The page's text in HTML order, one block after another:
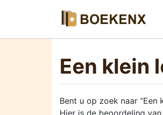
Een klein
Bent u op zoek naar “Een
Hier is de beoordeling